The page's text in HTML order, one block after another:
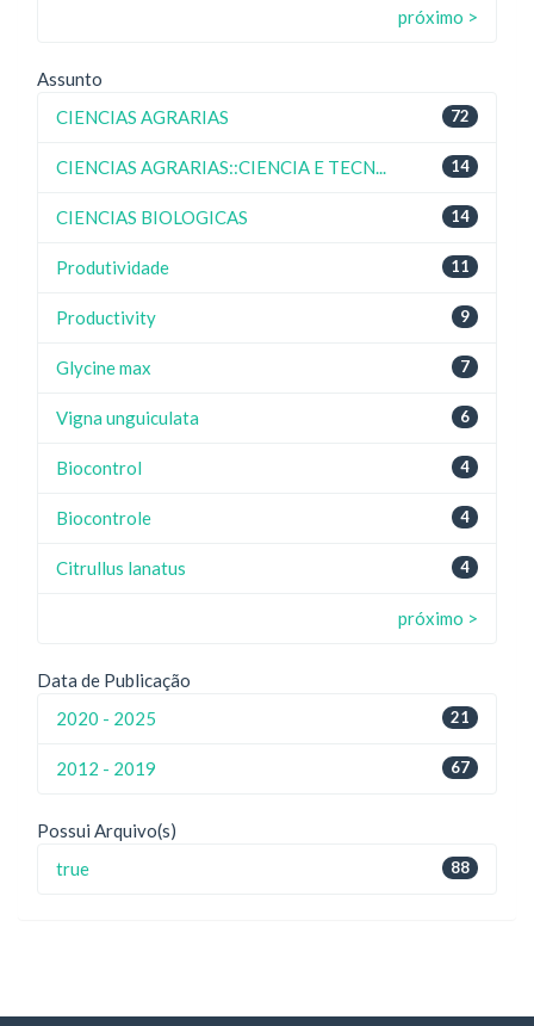
próximo >
Assunto
72
CIENCIAS AGRARIAS
14
CIENCIAS AGRARIAS::CIENCIA E TECN...
14
CIENCIAS BIOLOGICAS
11
Produtividade
9
Productivity
7
Glycine max
6
Vigna unguiculata
4
Biocontrol
4
Biocontrole
4
Citrullus lanatus
próximo >
Data de Publicação
21
2020 - 2025
67
2012 - 2019
Possui Arquivo(s)
88
true